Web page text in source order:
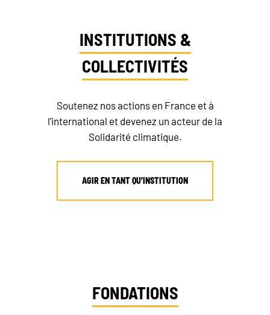
INSTITUTIONS &
COLLECTIVITÉS
Soutenez nos actions en France et à
l’international et devenez un acteur de la
Solidarité climatique.
AGIR EN TANT QU’INSTITUTION
FONDATIONS